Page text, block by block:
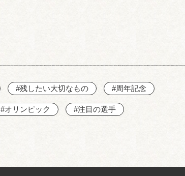
#残したい大切なもの #周年記念
#オリンピック #注目の選手